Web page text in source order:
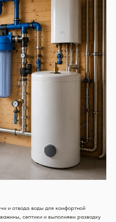
и отвода воды для комфортной
септики и выполняем разводку